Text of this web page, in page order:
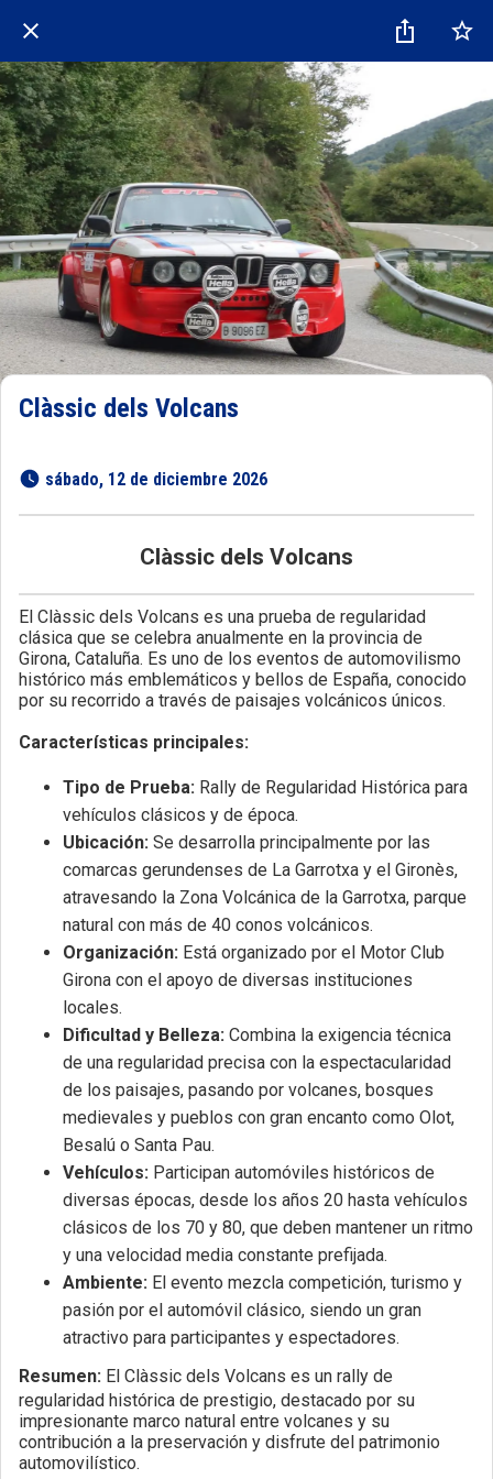
Clàssic dels Volcans
sábado, 12 de diciembre 2026
Clàssic dels Volcans
El Clàssic dels Volcans es una prueba de regularidad
clásica que se celebra anualmente en la provincia de
Girona, Cataluña. Es uno de los eventos de automovilismo
histórico más emblemáticos y bellos de España, conocido
por su recorrido a través de paisajes volcánicos únicos.
Características principales:
Tipo de Prueba: Rally de Regularidad Histórica para
vehículos clásicos y de época.
Ubicación: Se desarrolla principalmente por las
comarcas gerundenses de La Garrotxa y el Gironès,
atravesando la Zona Volcánica de la Garrotxa, parque
natural con más de 40 conos volcánicos.
Organización: Está organizado por el Motor Club
Girona con el apoyo de diversas instituciones
locales.
Dificultad y Belleza: Combina la exigencia técnica
de una regularidad precisa con la espectacularidad
de los paisajes, pasando por volcanes, bosques
medievales y pueblos con gran encanto como Olot,
Besalú o Santa Pau.
Vehículos: Participan automóviles históricos de
diversas épocas, desde los años 20 hasta vehículos
clásicos de los 70 y 80, que deben mantener un ritmo
y una velocidad media constante prefijada.
Ambiente: El evento mezcla competición, turismo y
pasión por el automóvil clásico, siendo un gran
atractivo para participantes y espectadores.
Resumen: El Clàssic dels Volcans es un rally de
regularidad histórica de prestigio, destacado por su
impresionante marco natural entre volcanes y su
contribución a la preservación y disfrute del patrimonio
automovilístico.